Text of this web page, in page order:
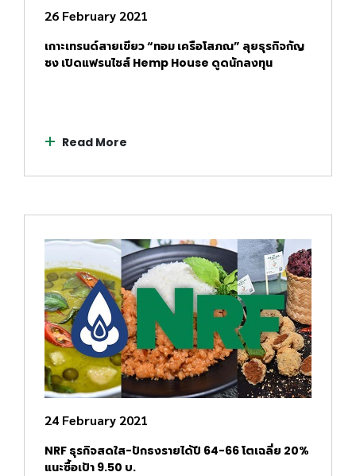
26 February 2021
เกาะเทรนด์สายเขียว “ทอม เครือโสภณ” ลุยธุรกิจกัญ
ชง เปิดแฟรนไชส์ Hemp House ดูดนักลงทุน
Read More
24 February 2021
NRF ธุรกิจสดใส-ปักธงรายได้ปี 64-66 โตเฉลี่ย 20%
แนะซื้อเป้า 9.50 บ.